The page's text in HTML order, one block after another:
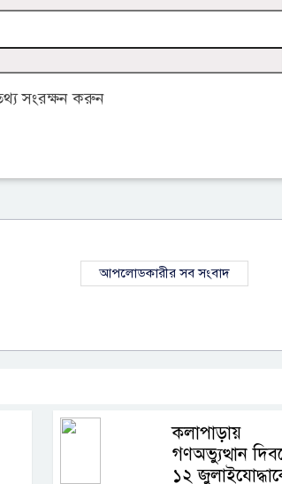
সংরক্ষন করুন
আপলোডকারীর সব সংবাদ
কলাপাড়ায়
গণঅভ্যুত্থান
১২